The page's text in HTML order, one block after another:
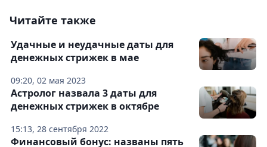
Читайте также
09:20, 02 мая 2023
Удачные и неудачные даты для
денежных стрижек в мае
15:13, 28 сентября 2022
Астролог назвала 3 даты для
денежных стрижек в октябре
Финансовый бонус: названы пять